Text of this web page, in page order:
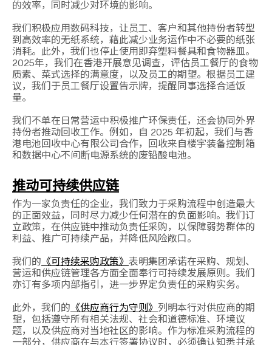
的效率，同时减少对环境的影响。
我们积极应用数码科技，让员工、客户和其他持份者转型
到高效率的无纸系统，藉此减少业务运作中不必要的纸张
消耗。此外，我们也停止使用即弃塑料餐具和食物器皿。
2025年，我们在香港开展意见调查，评估员工餐厅的食物
质素、菜式选择的满意度，以及员工的期望。根据员工建
议，我们于员工餐厅设置告示牌，提醒同事选择合适饭
量。
我们不单在日常营运中积极推广环保责任，还会协同外界
持份者推动回收工作。例如，自 2025 年初起，我们与香
港电池回收中心有限公司合作，回收来自楼宇装备控制箱
和数据中心不间断电源系统的废铅酸电池。
推动可持续供应链
作为一家负责任的企业，我们致力于采购流程中创造最大
的正面效益，同时尽力减少任何潜在的负面影响。我们订
立政策，在供应链中推动负责任采购，以保障弱势群体的
利益、推广可持续产品，并降低风险敞口。
我们的 《可持续采购政策》 表明集团承诺在采购、规划、
营运和供应链管理各方面全面奉行可持续发展原则。我们
亦订有多项内部指引，进一步界定负责任的采购实务。
此外，我们的 《供应商行为守则》 列明本行对供应商的期
望，包括遵守所有相关法规、社会和道德标准、环境议
题，以及供应商对当地社区的影响。作为标准采购流程的
一部分，供应商在与本行签署协议时，必须确认知悉并承